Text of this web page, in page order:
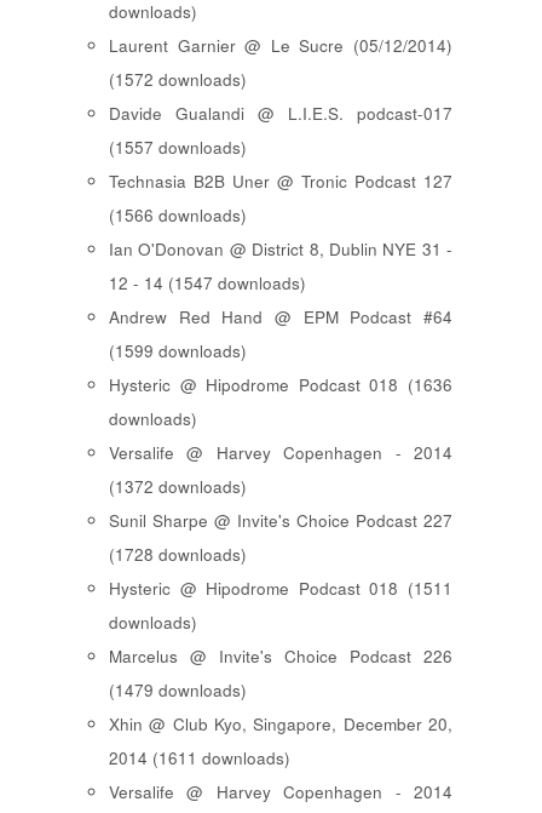
downloads)
Laurent Garnier @ Le Sucre (05/12/2014)
(1572 downloads)
Davide Gualandi @ L.I.E.S. podcast-017
(1557 downloads)
Technasia B2B Uner @ Tronic Podcast 127
(1566 downloads)
Ian O'Donovan @ District 8, Dublin NYE 31 -
12 - 14 (1547 downloads)
Andrew Red Hand @ EPM Podcast #64
(1599 downloads)
Hysteric @ Hipodrome Podcast 018 (1636
downloads)
Versalife @ Harvey Copenhagen - 2014
(1372 downloads)
Sunil Sharpe @ Invite's Choice Podcast 227
(1728 downloads)
Hysteric @ Hipodrome Podcast 018 (1511
downloads)
Marcelus @ Invite's Choice Podcast 226
(1479 downloads)
Xhin @ Club Kyo, Singapore, December 20,
2014 (1611 downloads)
Versalife @ Harvey Copenhagen - 2014